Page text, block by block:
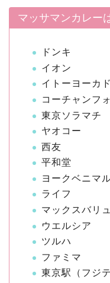
マッサマンカレー
ドンキ
イオン
イトーヨーカ
コーチャンフ
東京ソラマチ
ヤオコー
西友
平和堂
ヨークベニマ
ライフ
マックスバリュ
ウエルシア
ツルハ
ファミマ
東京駅（フジ